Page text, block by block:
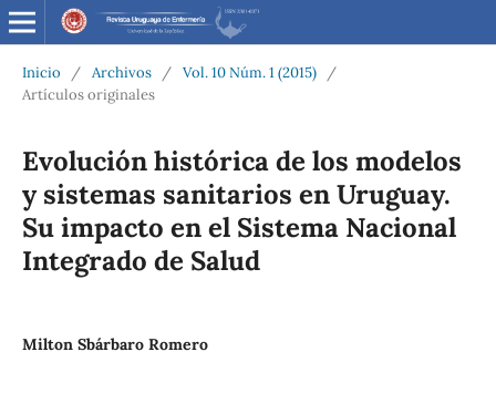
Inicio / Archivos / Vol. 10 Núm. 1 (2015)
/
Artículos originales
Evolución histórica de los modelos
y sistemas sanitarios en Uruguay.
Su impacto en el Sistema Nacional
Integrado de Salud
Milton Sbárbaro Romero